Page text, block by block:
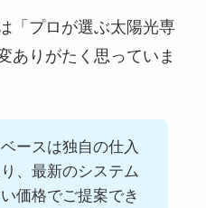
「プロが選ぶ太陽光専
ありがたく思っていま
ースは独自の仕入
、最新のシステム
価格でご提案でき